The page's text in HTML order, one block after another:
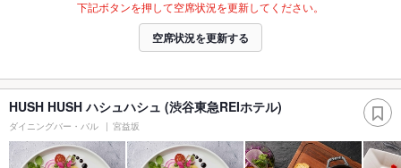
下記ボタンを押して空席状況を更新してください。
空席状況を更新する
HUSH HUSH ハシュハシュ (渋谷東急REIホテル)
ダイニングバー・バル 宮益坂